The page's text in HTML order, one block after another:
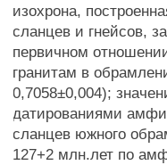
изохрона,
сланцев и гнейсов,
первичном
гранитам в
0,7058±0,004);
датированиями
сланцев южного
127+2 млн.лет по